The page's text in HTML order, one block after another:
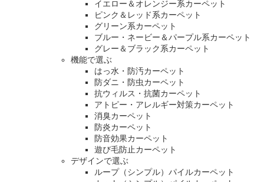
イエロー＆オレンジー系カーペット
ピンク＆レッド系カーペット
グリーン系カーペット
ブルー・ネービー＆パープル系カーペット
グレー＆ブラック系カーペット
機能で選ぶ
はっ水・防汚カーペット
防ダニ・防虫カーペット
抗ウィルス・抗菌カーペット
アトピー・アレルギー対策カーペット
消臭カーペット
防炎カーペット
防音効果カーペット
遊び毛防止カーペット
デザインで選ぶ
ループ（シンプル）パイルカーペット